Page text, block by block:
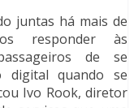
juntas há mais de
responder às
de se
digital quando se
Ivo Rook, diretor